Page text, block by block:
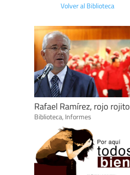
Volver al Biblioteca
Rafael Ramírez, rojo rojito
Biblioteca, Informes